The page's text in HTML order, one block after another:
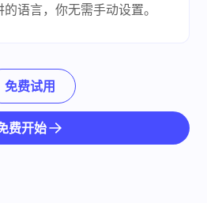
语言，你无需手动设置。
免费试用
费开始